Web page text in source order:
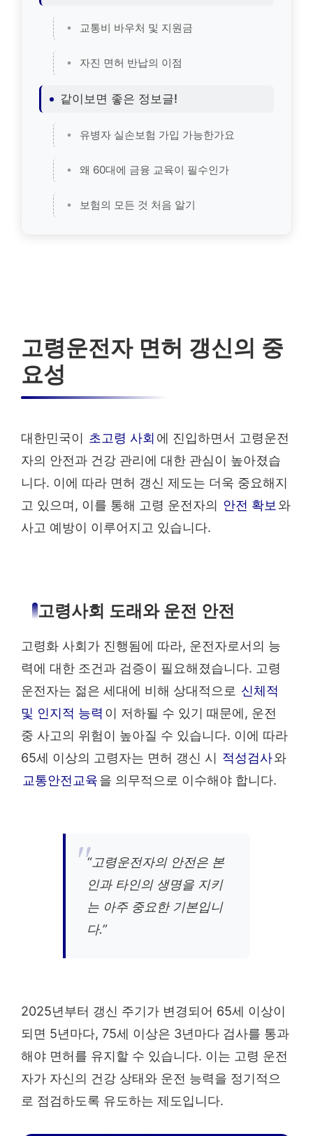
교통비 바우처 및 지원금
자진 면허 반납의 이점
같이보면 좋은 정보글!
유병자 실손보험 가입 가능한가요
왜 60대에 금융 교육이 필수인가
보험의 모든 것 처음 알기
고령운전자 면허 갱신의 중
요성
대한민국이 초고령 사회 에 진입하면서 고령운전
자의 안전과 건강 관리에 대한 관심이 높아졌습
니다. 이에 따라 면허 갱신 제도는 더욱 중요해지
고 있으며, 이를 통해 고령 운전자의 안전 확보 와
사고 예방이 이루어지고 있습니다.
고령사회 도래와 운전 안전
고령화 사회가 진행됨에 따라, 운전자로서의 능
력에 대한 조건과 검증이 필요해졌습니다. 고령
운전자는 젊은 세대에 비해 상대적으로 신체적
및 인지적 능력 이 저하될 수 있기 때문에, 운전
중 사고의 위험이 높아질 수 있습니다. 이에 따라
65세 이상의 고령자는 면허 갱신 시 적성검사와
교통안전교육을 의무적으로 이수해야 합니다.
“고령운전자의 안전은 본
인과 타인의 생명을 지키
는 아주 중요한 기본입니
다.”
2025년부터 갱신 주기가 변경되어 65세 이상이
되면 5년마다, 75세 이상은 3년마다 검사를 통과
해야 면허를 유지할 수 있습니다. 이는 고령 운전
자가 자신의 건강 상태와 운전 능력을 정기적으
로 점검하도록 유도하는 제도입니다.